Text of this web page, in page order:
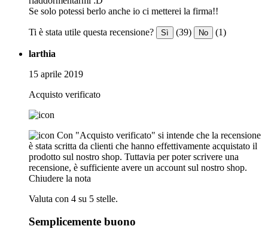
Se solo potessi berlo anche io ci metterei la firma!!
Ti è stata utile questa recensione? Sì (39) No (1)
larthia
15 aprile 2019
Acquisto verificato
Con "Acquisto verificato" si intende che la recensione
è stata scritta da clienti che hanno effettivamente acquistato il
prodotto sul nostro shop. Tuttavia per poter scrivere una
recensione, è sufficiente avere un account sul nostro shop.
Chiudere la nota
Valuta con 4 su 5 stelle.
Semplicemente buono